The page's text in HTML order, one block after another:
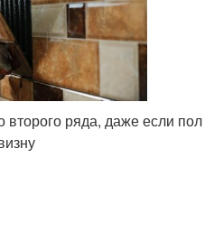
второго ряда, даже если пол